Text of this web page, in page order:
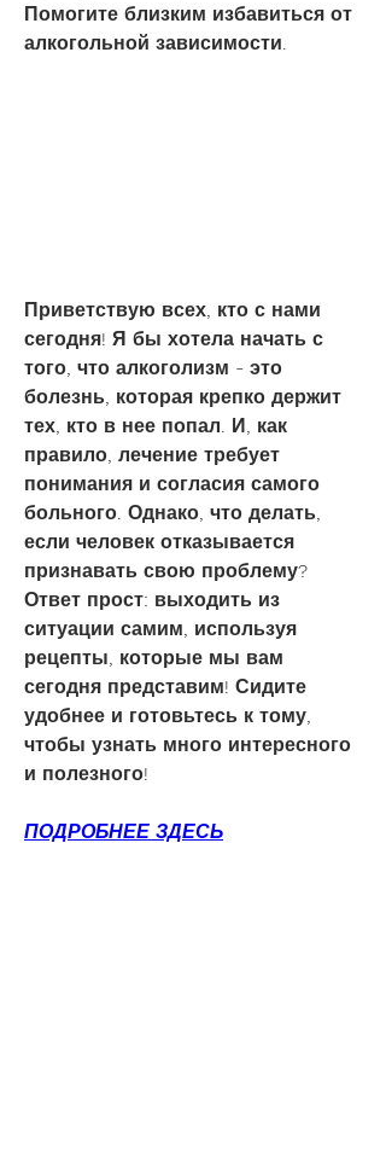
Помогите близким избавиться от
алкогольной зависимости.
Приветствую всех, кто с нами
сегодня! Я бы хотела начать с
того, что алкоголизм - это
болезнь, которая крепко держит
тех, кто в нее попал. И, как
правило, лечение требует
понимания и согласия самого
больного. Однако, что делать,
если человек отказывается
признавать свою проблему?
Ответ прост: выходить из
ситуации самим, используя
рецепты, которые мы вам
сегодня представим! Сидите
удобнее и готовьтесь к тому,
чтобы узнать много интересного
и полезного!
ПОДРОБНЕЕ ЗДЕСЬ